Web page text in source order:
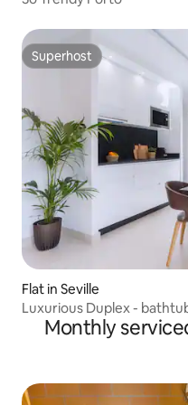
Superhost
Superhost
Flat in Seville
Luxurious Duplex -
Monthly